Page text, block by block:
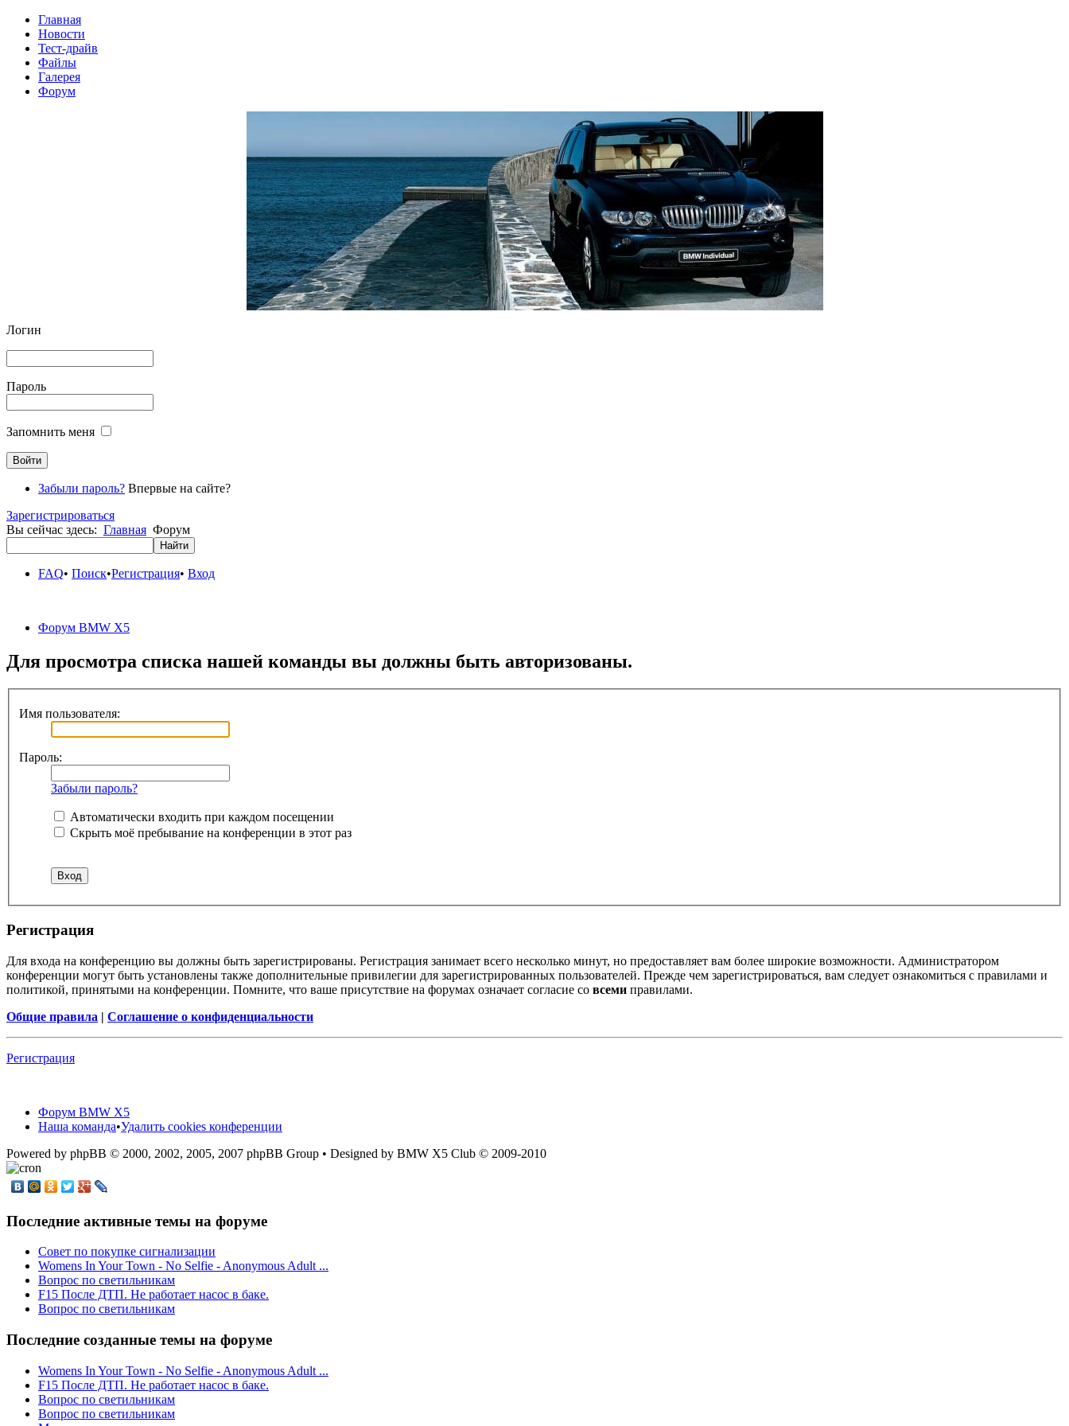
Главная
Новости
Тест-драйв
Файлы
Галерея
Форум
Логин
Пароль
Запомнить меня
Забыли пароль? Впервые на сайте?
Зарегистрироваться
Вы сейчас здесь: Главная Форум
FAQ• Поиск•Регистрация• Вход
Форум BMW X5
Для просмотра списка нашей команды вы должны быть авторизованы.
Имя пользователя:
Пароль:
Забыли пароль?
Автоматически входить при каждом посещении
Скрыть моё пребывание на конференции в этот раз
Регистрация
Для входа на конференцию вы должны быть зарегистрированы. Регистрация занимает всего несколько минут, но предоставляет вам более широкие возможности. Администратором
конференции могут быть установлены также дополнительные привилегии для зарегистрированных пользователей. Прежде чем зарегистрироваться, вам следует ознакомиться с правилами и
политикой, принятыми на конференции. Помните, что ваше присутствие на форумах означает согласие со всеми правилами.
Общие правила | Соглашение о конфиденциальности
Регистрация
Форум BMW X5
Наша команда•Удалить cookies конференции
Powered by phpBB © 2000, 2002, 2005, 2007 phpBB Group • Designed by BMW X5 Club © 2009-2010
Последние активные темы на форуме
Cовет по покупке сигнализации
Womens In Your Town - No Selfie - Anonymous Adult ...
Вопрос по светильникам
F15 После ДТП. Не работает насос в баке.
Вопрос по светильникам
Последние созданные темы на форуме
Womens In Your Town - No Selfie - Anonymous Adult ...
F15 После ДТП. Не работает насос в баке.
Вопрос по светильникам
Вопрос по светильникам